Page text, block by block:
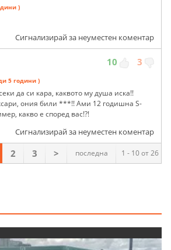
)
Сигнализирай за неуместен коментар
10 3
5 години )
да си кара, каквото му душа иска!!
ония били ***!! Ами 12 годишна S-
какво е според вас!?!
Сигнализирай за неуместен коментар
1 - 10 от 26
2 3 > последна